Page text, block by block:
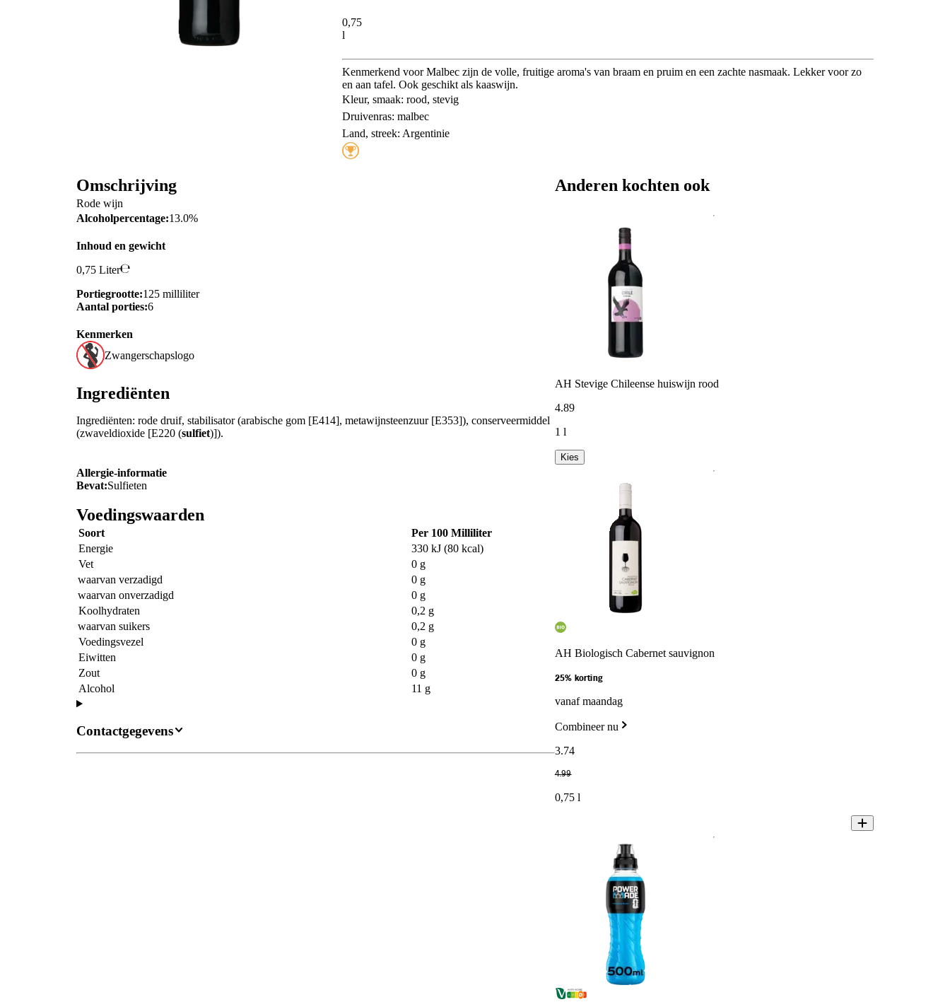
0,75
l
Kenmerkend voor Malbec zijn de volle, fruitige aroma's van braam en pruim en een zachte nasmaak. Lekker voor zo
en aan tafel. Ook geschikt als kaaswijn.
Kleur, smaak: rood, stevig
Druivenras: malbec
Land, streek: Argentinie
Omschrijving
Rode wijn
Alcoholpercentage:13.0%
Inhoud en gewicht
0,75 Liter
Portiegrootte:125 milliliter
Aantal porties:6
Kenmerken
Zwangerschapslogo
Ingrediënten
Ingrediënten: rode druif, stabilisator (arabische gom [E414], metawijnsteenzuur [E353]), conserveermiddel
(zwaveldioxide [E220 (sulfiet)]).
Allergie-informatie
Bevat:Sulfieten
Voedingswaarden
Soort
Per 100 Milliliter
Energie
330 kJ (80 kcal)
Vet
0 g
waarvan verzadigd
0 g
waarvan onverzadigd
0 g
Koolhydraten
0,2 g
waarvan suikers
0,2 g
Voedingsvezel
0 g
Eiwitten
0 g
Zout
0 g
Alcohol
11 g
Contactgegevens
Anderen kochten ook
AH Stevige Chileense huiswijn rood
4.89
1 l
Kies
AH Biologisch Cabernet sauvignon
25% korting
vanaf maandag
Combineer nu
3.74
4.99
0,75 l